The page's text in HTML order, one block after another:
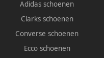
Adidas schoenen
Clarks schoenen
Converse schoenen
Ecco schoenen